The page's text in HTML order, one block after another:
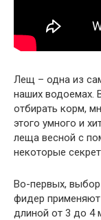
Лещ – одна из
наших водоемах.
отбирать корм,
этого умного и
леща весной с
некоторые
Во-первых,
фидер
длиной от 3 до 4